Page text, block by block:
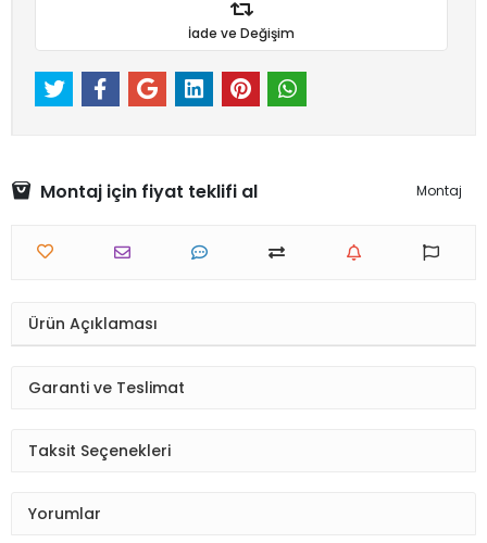
İade ve Değişim
Montaj için fiyat teklifi al Montaj
Ürün Açıklaması
Garanti ve Teslimat
Taksit Seçenekleri
Yorumlar